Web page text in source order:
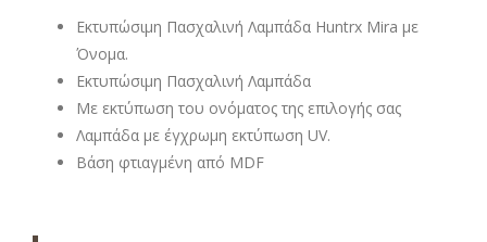
Εκτυπώσιμη Πασχαλινή Λαμπάδα Huntrx Mira με
Όνομα.
Εκτυπώσιμη Πασχαλινή Λαμπάδα
Με εκτύπωση του ονόματος της επιλογής σας
Λαμπάδα με έγχρωμη εκτύπωση UV.
Βάση φτιαγμένη από MDF